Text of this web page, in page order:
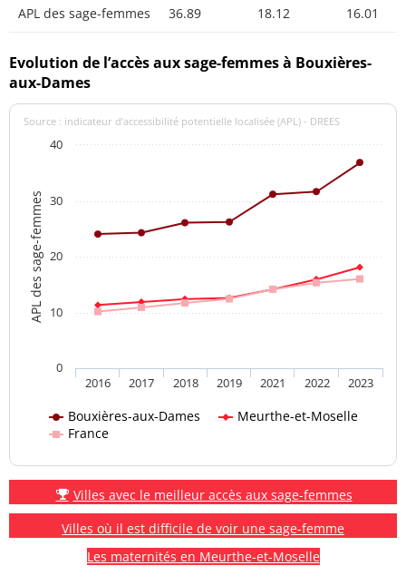
APL des sage-femmes 36.89 18.12 16.01
Evolution de l’accès aux sage-femmes à Bouxières-
aux-Dames
APL des sage-femmes
Source : indicateur d’accessibilité potentielle localisée (APL) - DREES
Bouxières-aux-Dames
Meurthe-et-Moselle
France
2016 2017 2018 2019 2021 2022 2023
0
10
20
30
40
Villes avec le meilleur accès aux sage-femmes
Villes où il est difficile de voir une sage-femme
Les maternités en Meurthe-et-Moselle